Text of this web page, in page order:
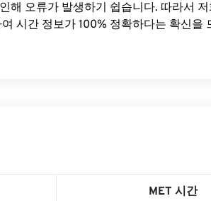
해 오류가 발생하기 쉽습니다. 따라서 저
시간 정보가 100% 정확하다는 확신을
MET 시간